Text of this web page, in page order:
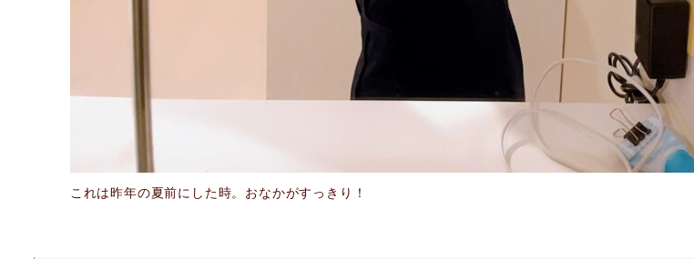
これは昨年の夏前にした時。おなかがすっきり！